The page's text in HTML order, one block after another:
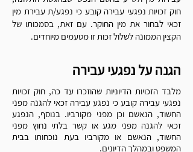
חוק זכויות נפגעי עבירה קובע כי נפגע/ת עבירת מין
זכאי לבחור את מין החוקר. עם זאת, בסמכותו של
הקצין הממונה לשלול זכות זו מטעמים מיוחדים.
הגנה על נפגעי עבירה
מלבד הזכויות הדיוניות שהוזכרו עד כה, חוק זכויות
נפגעי עבירה קובע כי נפגע עבירה זכאי להגנה מפני
החשוד, הנאשם וכן מפני מקורביו. בנוסף, הנפגע
זכאי להגנה מפני מגע או קשר בלתי נחוץ מפני
החשוד, הנאשם או מקורביו בעת נוכחותו בבית
המשפט ובמהלך הדיונים.